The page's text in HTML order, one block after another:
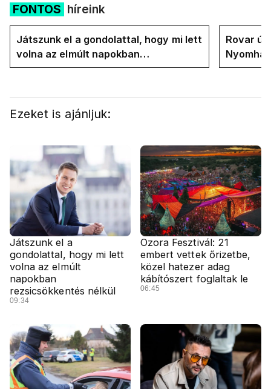
FONTOS híreink
Játszunk el a gondolattal, hogy mi lett
volna az elmúlt napokban
rezsicsökkentés nélkül
Rovar
hűtőket
Ezeket is ajánljuk:
Játszunk el a
gondolattal, hogy mi lett
volna az elmúlt
napokban
rezsicsökkentés nélkül
09:34
Ozora Fesztivál: 21
embert vettek őrizetbe,
közel hatezer adag
kábítószert foglaltak le
06:45